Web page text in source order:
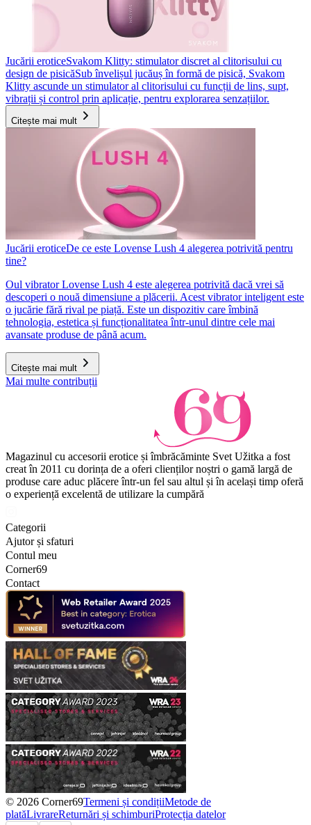
Jucării eroticeSvakom Klitty: stimulator discret al clitorisului cu
design de pisicăSub învelișul jucăuș în formă de pisică, Svakom
Klitty ascunde un stimulator al clitorisului cu funcții de lins, supt,
vibrații și control prin aplicație, pentru explorarea senzațiilor.
Citește mai mult
Jucării eroticeDe ce este Lovense Lush 4 alegerea potrivită pentru
tine?
Oul vibrator Lovense Lush 4 este alegerea potrivită dacă vrei să
descoperi o nouă dimensiune a plăcerii. Acest vibrator inteligent este
o jucărie fără rival pe piață. Este un dispozitiv care îmbină
tehnologia, estetica și funcționalitatea într-unul dintre cele mai
avansate produse de până acum.
Citește mai mult
Mai multe contribuții
Magazinul cu accesorii erotice și îmbrăcăminte Svet Užitka a fost
creat în 2011 cu dorința de a oferi clienților noștri o gamă largă de
produse care aduc plăcere într-un fel sau altul și în același timp oferă
o experiență excelentă de utilizare la cumpără
Categorii
Ajutor și sfaturi
Contul meu
Corner69
Contact
© 2026 Corner69Termeni și condițiiMetode de
platăLivrareReturnări și schimburiProtecția datelor